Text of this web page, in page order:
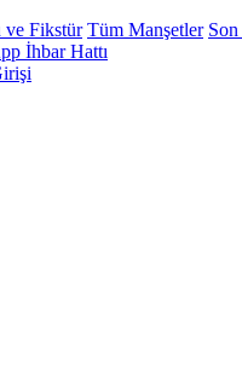
ve Fikstür Tüm Manşetler
İhbar Hattı